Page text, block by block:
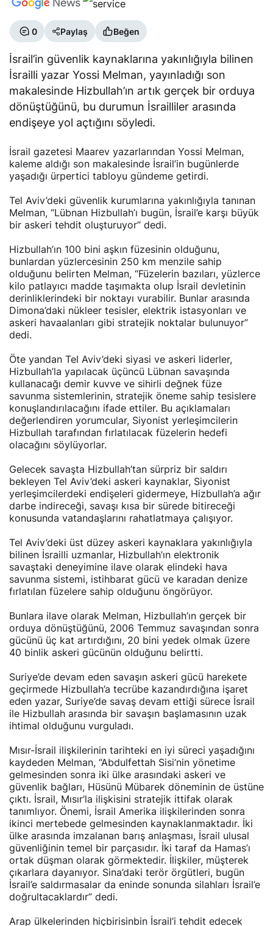
0 Paylaş Beğen
İsrail’in güvenlik kaynaklarına yakınlığıyla bilinen
İsrailli yazar Yossi Melman, yayınladığı son
makalesinde Hizbullah’ın artık gerçek bir orduya
dönüştüğünü, bu durumun İsrailliler arasında
endişeye yol açtığını söyledi.
İsrail gazetesi Maarev yazarlarından Yossi Melman,
kaleme aldığı son makalesinde İsrail’in bugünlerde
yaşadığı ürpertici tabloyu gündeme getirdi.
Tel Aviv’deki güvenlik kurumlarına yakınlığıyla tanınan
Melman, “Lübnan Hizbullah’ı bugün, İsrail’e karşı büyük
bir askeri tehdit oluşturuyor” dedi.
Hizbullah’ın 100 bini aşkın füzesinin olduğunu,
bunlardan yüzlercesinin 250 km menzile sahip
olduğunu belirten Melman, “Füzelerin bazıları, yüzlerce
kilo patlayıcı madde taşımakta olup İsrail devletinin
derinliklerindeki bir noktayı vurabilir. Bunlar arasında
Dimona’daki nükleer tesisler, elektrik istasyonları ve
askeri havaalanları gibi stratejik noktalar bulunuyor”
dedi.
Öte yandan Tel Aviv’deki siyasi ve askeri liderler,
Hizbullah’la yapılacak üçüncü Lübnan savaşında
kullanacağı demir kuvve ve sihirli değnek füze
savunma sistemlerinin, stratejik öneme sahip tesislere
konuşlandırılacağını ifade ettiler. Bu açıklamaları
değerlendiren yorumcular, Siyonist yerleşimcilerin
Hizbullah tarafından fırlatılacak füzelerin hedefi
olacağını söylüyorlar.
Gelecek savaşta Hizbullah’tan sürpriz bir saldırı
bekleyen Tel Aviv’deki askeri kaynaklar, Siyonist
yerleşimcilerdeki endişeleri gidermeye, Hizbullah’a ağır
darbe indireceği, savaşı kısa bir sürede bitireceği
konusunda vatandaşlarını rahatlatmaya çalışıyor.
Tel Aviv’deki üst düzey askeri kaynaklara yakınlığıyla
bilinen İsrailli uzmanlar, Hizbullah’ın elektronik
savaştaki deneyimine ilave olarak elindeki hava
savunma sistemi, istihbarat gücü ve karadan denize
fırlatılan füzelere sahip olduğunu öngörüyor.
Bunlara ilave olarak Melman, Hizbullah’ın gerçek bir
orduya dönüştüğünü, 2006 Temmuz savaşından sonra
gücünü üç kat artırdığını, 20 bini yedek olmak üzere
40 binlik askeri gücünün olduğunu belirtti.
Suriye’de devam eden savaşın askeri gücü harekete
geçirmede Hizbullah’a tecrübe kazandırdığına işaret
eden yazar, Suriye’de savaş devam ettiği sürece İsrail
ile Hizbullah arasında bir savaşın başlamasının uzak
ihtimal olduğunu vurguladı.
Mısır-İsrail ilişkilerinin tarihteki en iyi süreci yaşadığını
kaydeden Melman, “Abdulfettah Sisi’nin yönetime
gelmesinden sonra iki ülke arasındaki askeri ve
güvenlik bağları, Hüsünü Mübarek döneminin de üstüne
çıktı. İsrail, Mısır’la ilişkisini stratejik ittifak olarak
tanımlıyor. Önemi, İsrail Amerika ilişkilerinden sonra
ikinci mertebede gelmesinden kaynaklanmaktadır. İki
ülke arasında imzalanan barış anlaşması, İsrail ulusal
güvenliğinin temel bir parçasıdır. İki taraf da Hamas’ı
ortak düşman olarak görmektedir. İlişkiler, müşterek
çıkarlara dayanıyor. Sina’daki terör örgütleri, bugün
İsrail’e saldırmasalar da eninde sonunda silahları İsrail’e
doğrultacaklardır” dedi.
Arap ülkelerinden hiçbirisinbin İsrail’i tehdit edecek